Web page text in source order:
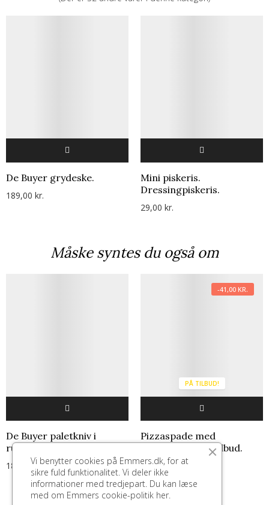
De Buyer grydeske.
189,00 kr.
Mini piskeris.
Dressingpiskeris.
29,00 kr.
Måske syntes du også om
De Buyer paletkniv i
rustfrit stål.
189,00 kr.
PÅ TILBUD!
-41,00 KR.
Pizzaspade med
træhåndtag. På tilbud.
270,00 kr. 229,00 kr.
Vi benytter cookies på Emmers.dk, for at
sikre fuld funktionalitet. Vi deler ikke
informationer med tredjepart. Du kan læse
med om Emmers cookie-politik her.